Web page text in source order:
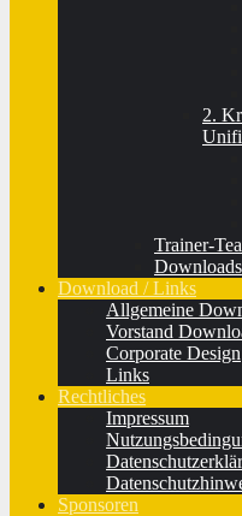
2.
Trainer-
Downloads
Download / Links
Allgemeine
Vorstand
Corporate Design
Links
Rechtliches
Impressum
Sponsoren